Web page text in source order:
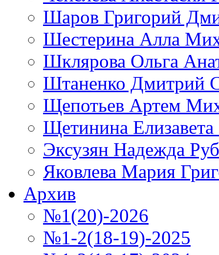
Шаров Григорий
Шестерина Алла
Шклярова Ольга
Штаненко Дмитрий
Щепотьев Артем
Щетинина Елизавета
Эксузян Надежда
Яковлева Мария
Архив
№1(20)-2026
№1-2(18-19)-2025